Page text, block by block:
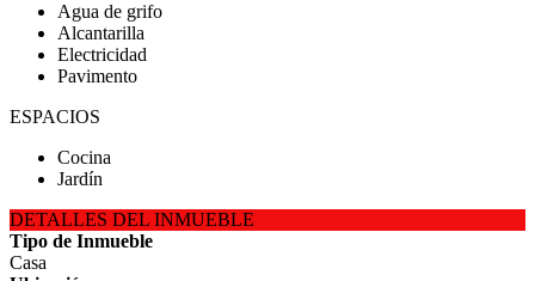
Agua de grifo
Alcantarilla
Electricidad
Pavimento
ESPACIOS
Cocina
Jardín
DETALLES DEL INMUEBLE
Tipo de Inmueble
Casa